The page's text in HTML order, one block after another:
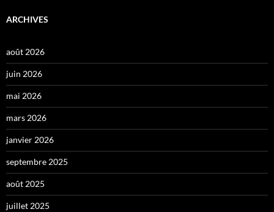
ARCHIVES
août 2026
juin 2026
mai 2026
mars 2026
janvier 2026
septembre 2025
août 2025
juillet 2025